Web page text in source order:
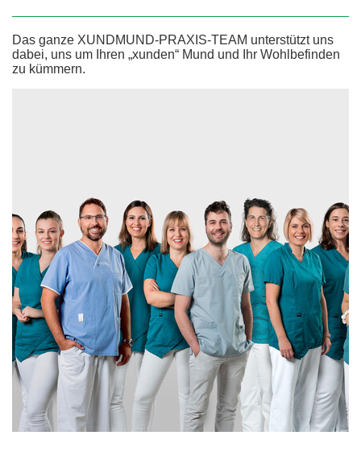
Das ganze XUNDMUND-PRAXIS-TEAM unterstützt uns
dabei, uns um Ihren „xunden“ Mund und Ihr Wohlbefinden
zu kümmern.